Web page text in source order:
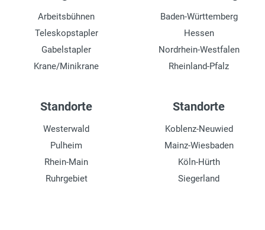
Arbeitsbühnen
Teleskopstapler
Gabelstapler
Krane/Minikrane
Baden-Württemberg
Hessen
Nordrhein-Westfalen
Rheinland-Pfalz
Standorte
Westerwald
Pulheim
Rhein-Main
Ruhrgebiet
Standorte
Koblenz-Neuwied
Mainz-Wiesbaden
Köln-Hürth
Siegerland